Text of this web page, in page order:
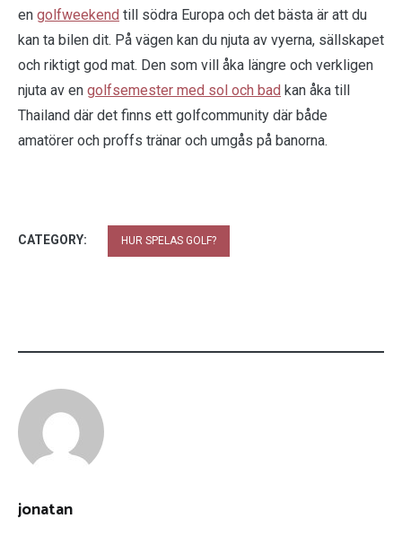
en golfweekend till södra Europa och det bästa är att du
kan ta bilen dit. På vägen kan du njuta av vyerna, sällskapet
och riktigt god mat. Den som vill åka längre och verkligen
njuta av en golfsemester med sol och bad kan åka till
Thailand där det finns ett golfcommunity där både
amatörer och proffs tränar och umgås på banorna.
CATEGORY: HUR SPELAS GOLF?
jonatan